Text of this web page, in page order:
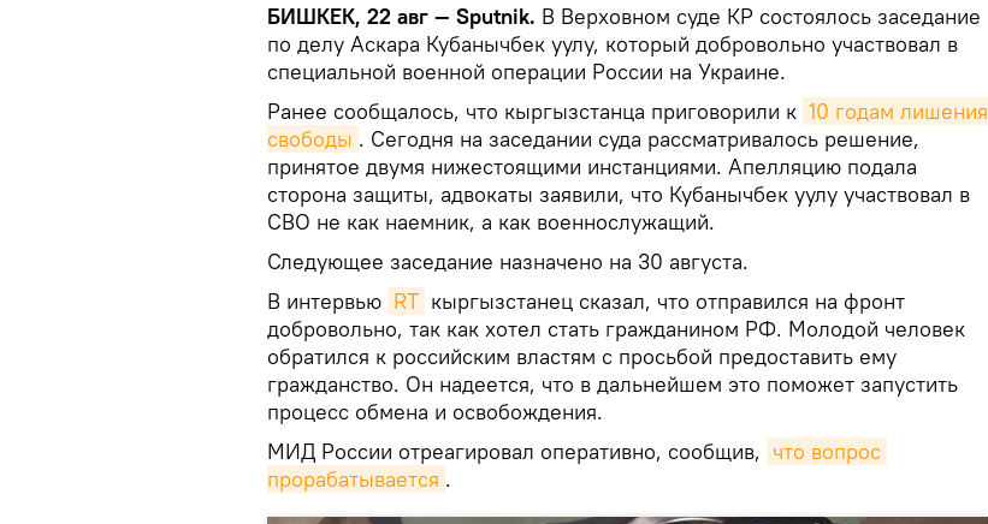
БИШКЕК, 22 авг — Sputnik. В Верховном суде КР состоялось заседание
по делу Аскара Кубанычбек уулу, который добровольно участвовал в
специальной военной операции России на Украине.
Ранее сообщалось, что кыргызстанца приговорили к 10 годам лишения
свободы . Сегодня на заседании суда рассматривалось решение,
принятое двумя нижестоящими инстанциями. Апелляцию подала
сторона защиты, адвокаты заявили, что Кубанычбек уулу участвовал в
СВО не как наемник, а как военнослужащий.
Следующее заседание назначено на 30 августа.
В интервью RT кыргызстанец сказал, что отправился на фронт
добровольно, так как хотел стать гражданином РФ. Молодой человек
обратился к российским властям с просьбой предоставить ему
гражданство. Он надеется, что в дальнейшем это поможет запустить
процесс обмена и освобождения.
МИД России отреагировал оперативно, сообщив, что вопрос
прорабатывается .